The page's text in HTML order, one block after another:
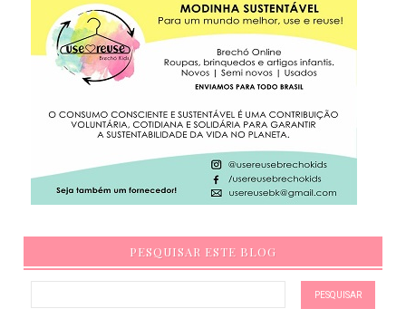
PESQUISAR ESTE BLOG